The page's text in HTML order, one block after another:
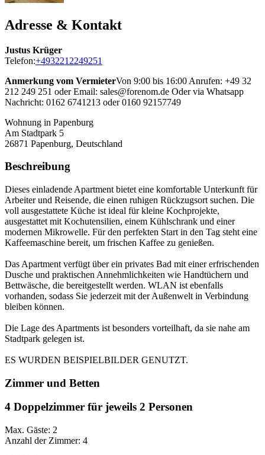
Adresse & Kontakt
Justus Krüger
Telefon:+4932212249251
Anmerkung vom VermieterVon 9:00 bis 16:00 Anrufen: +49 32
212 249 251 oder Email: sales@forenom.de Oder via Whatsapp
Nachricht: 0162 6741213 oder 0160 92157749
Wohnung in Papenburg
Am Stadtpark 5
26871 Papenburg, Deutschland
Beschreibung
Dieses einladende Apartment bietet eine komfortable Unterkunft für
Arbeiter und Reisende, die einen ruhigen Rückzugsort suchen. Die
voll ausgestattete Küche ist ideal für kleine Kochprojekte,
ausgestattet mit Kochutensilien, einem Kühlschrank und einer
modernen Mikrowelle. Für den perfekten Start in den Tag steht eine
Kaffeemaschine bereit, um frischen Kaffee zu genießen.
Das Apartment verfügt über ein privates Bad mit einer erfrischenden
Dusche und praktischen Annehmlichkeiten wie Handtüchern und
Bettwäsche, die bereitgestellt werden. WLAN ist ebenfalls
vorhanden, sodass Sie jederzeit mit der Außenwelt in Verbindung
bleiben können.
Die Lage des Apartments ist besonders vorteilhaft, da sie nahe am
Stadtpark gelegen ist.
ES WURDEN BEISPIELBILDER GENUTZT.
Zimmer und Betten
4 Doppelzimmer für jeweils 2 Personen
Max. Gäste: 2
Anzahl der Zimmer: 4